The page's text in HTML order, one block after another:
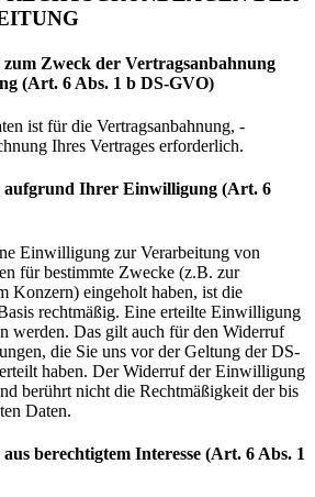
Zweck der Vertragsanbahnung
(Art. 6 Abs. 1 b DS-GVO)
ist für die Vertragsanbahnung, -
Ihres Vertrages erforderlich.
aufgrund Ihrer Einwilligung (Art. 6
Einwilligung zur Verarbeitung von
für bestimmte Zwecke (z.B. zur
Konzern) eingeholt haben, ist die
rechtmäßig. Eine erteilte Einwilligung
werden. Das gilt auch für den Widerruf
die Sie uns vor der Geltung der DS-
haben. Der Widerruf der Einwilligung
berührt nicht die Rechtmäßigkeit der bis
Daten.
berechtigtem Interesse (Art. 6 Abs. 1